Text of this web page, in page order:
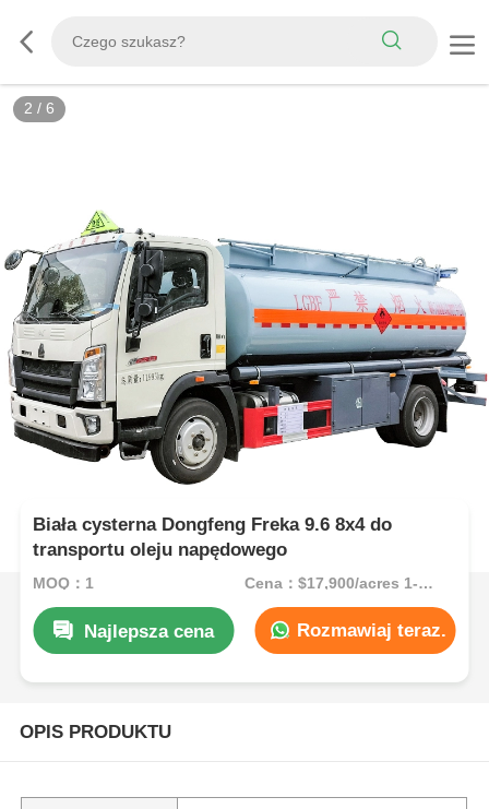
3 / 6
Biała cysterna Dongfeng Freka 9.6 8x4 do
transportu oleju napędowego
MOQ：1 Cena：$17,900/acres 1-49 acres
Najlepsza cena Rozmawiaj teraz.
OPIS PRODUKTU